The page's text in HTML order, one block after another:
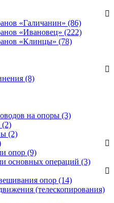
«Галичанин» (86)
«Ивановец» (222)
«Клинцы» (78)
(8)
на опоры (3)
(2)
(2)
опор (9)
основных операций (3)
опор (14)
(телескопирования)